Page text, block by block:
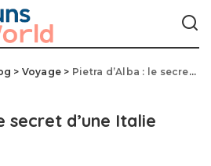
> Voyage > Pietra d’Alba : le secret d’une Italie intemporelle
secret d’une Italie